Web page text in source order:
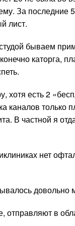
За
лист.
бываем
каторга,
хотя есть 2
каналов
В частной я
нет
довольно
отправляют в